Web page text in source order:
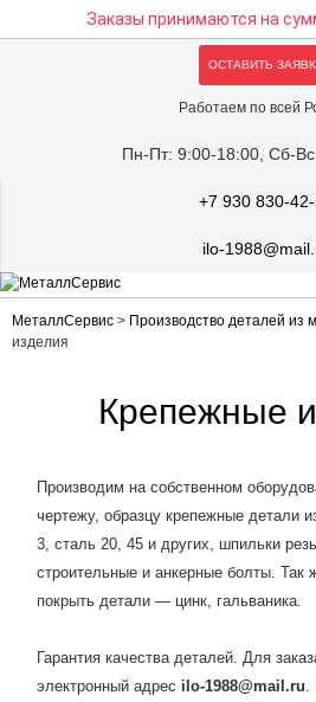
Заказы принимаются на
ОСТАВИТЬ
Работаем по всей
Пн-Пт: 9:00-18:00, Сб-
+7 930 830-
ilo-
МеталлСервис > Производство деталей из
изделия
Крепежные
Производим на собственном
чертежу, образцу крепежные детали
3, сталь 20, 45 и других, шпильки
строительные и анкерные болты. Так
покрыть детали — цинк, гальваника.
Гарантия качества деталей. Для
электронный адрес ilo-1988@mail.ru.